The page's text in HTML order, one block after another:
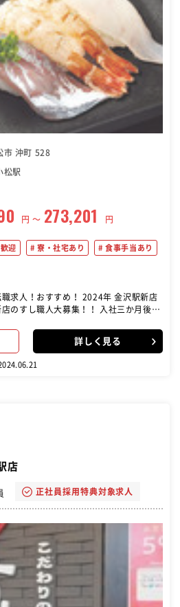
市 沖町 528
松駅
円 〜 273,201 円
迎 寮・社宅あり 食事手当あり
すめ！ 2024年 金沢駅新店
のすし職人大募集！！ 入社三か月後
ついて＞ 回転寿司
します｡ 3ヶ月の研修を終えた後に店舗
ていただきます｡ 研修中でも給与は全
詳しく見る
店
正社員採用特典対象求人